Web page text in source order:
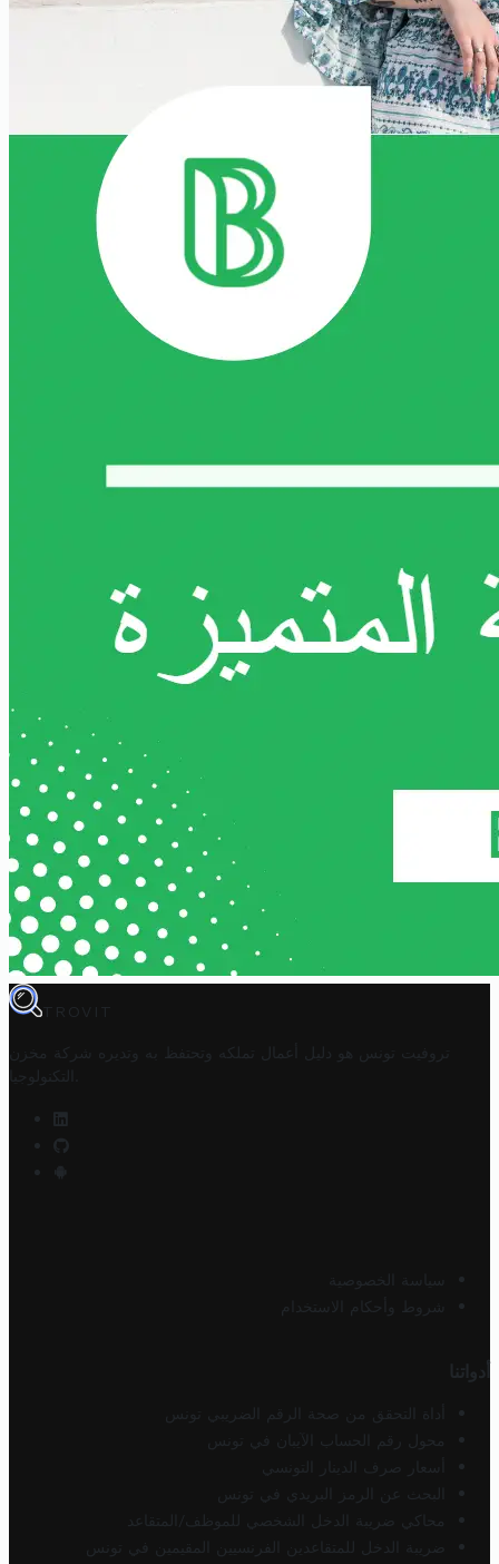
TROVIT
تروفيت تونس هو دليل أعمال تملكه وتحتفظ به وتديره
شركة مخزن
التكنولوجيا
سياسة الخصوصية
شروط وأحكام الاستخدام
أدواتنا
أداة التحقق من صحة الرقم الضريبي تونس
محول رقم الحساب الآيبان في تونس
أسعار صرف الدينار التونسي
البحث عن الرمز البريدي في تونس
محاكي ضريبة الدخل الشخصي للموظف/المتقاعد
ضريبة الدخل للمتقاعدين الفرنسيين المقيمين في تونس